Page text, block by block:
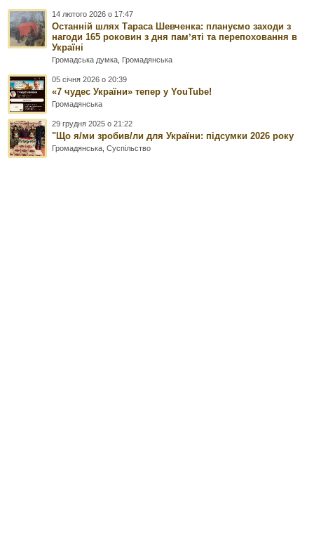
14 лютого 2026 о 17:47
Останній шлях Тараса Шевченка: плануємо заходи з
нагоди 165 роковин з дня памʼяті та перепоховання в
Україні
Громадська думка Громадянська
05 січня 2026 о 20:39
«7 чудес України» тепер у YouTube!
Громадянська
29 грудня 2025 о 21:22
"Що я/ми зробив/ли для України: підсумки 2026 року
Громадянська ,Суспільство